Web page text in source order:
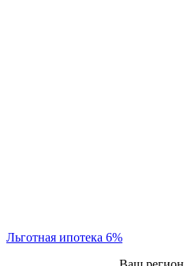
Льготная ипотека 6%